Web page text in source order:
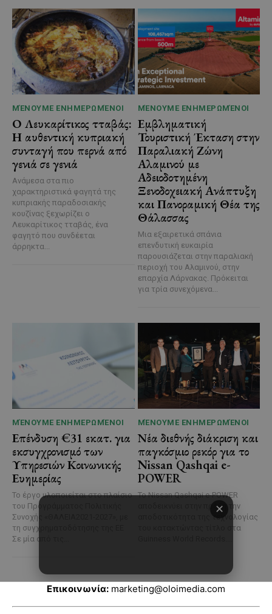
Επικοινωνία: marketing@oloimedia.com